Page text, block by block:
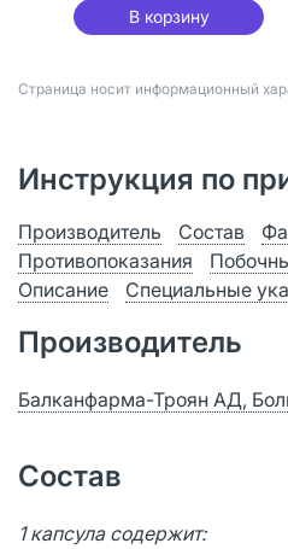
В корзину
Страница носит информационный
Инструкция по
Производитель Состав
Противопоказания
Описание
Специальные
Производитель
Балканфарма-Троян АД,
Состав
1 капсула содержит: